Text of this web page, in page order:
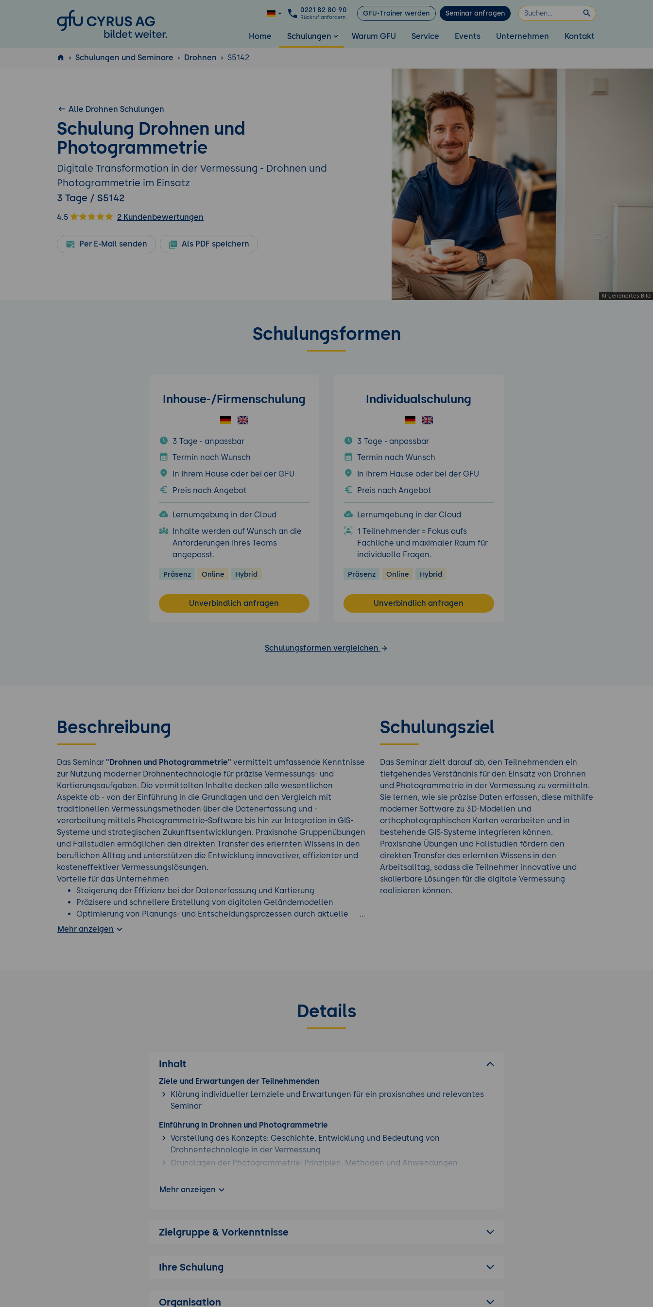
GFU Cyrus AG
0221 82 80 90
Rückruf anfordern GFU-Trainer werden Seminar anfragen
Home Schulungen Warum GFU Service Events Unternehmen Kontakt
ISTQB
Schulungen und Seminare Drohnen S5142
Alle Drohnen Schulungen
Schulung Drohnen und
Photogrammetrie
Digitale Transformation in der Vermessung - Drohnen und
Photogrammetrie im Einsatz
3 Tage / S5142
4.5 2 Kundenbewertungen
Per E-Mail senden Als PDF speichern
Schulungsformen
Inhouse-/Firmenschulung
3 Tage - anpassbar
Termin nach Wunsch
In Ihrem Hause oder bei der GFU
Preis nach Angebot
Lernumgebung in der Cloud
Inhalte werden auf Wunsch an die
Anforderungen Ihres Teams
angepasst.
Präsenz Online Hybrid
Unverbindlich anfragen
Individualschulung
3 Tage - anpassbar
Termin nach Wunsch
In Ihrem Hause oder bei der GFU
Preis nach Angebot
Lernumgebung in der Cloud
1 Teilnehmender = Fokus aufs
Fachliche und maximaler Raum für
individuelle Fragen.
Präsenz Online Hybrid
Unverbindlich anfragen
Schulungsformen vergleichen
Beschreibung
Das Seminar "Drohnen und Photogrammetrie" vermittelt umfassende Kenntnisse
zur Nutzung moderner Drohnentechnologie für präzise Vermessungs- und
Kartierungsaufgaben. Die vermittelten Inhalte decken alle wesentlichen
Aspekte ab - von der Einführung in die Grundlagen und den Vergleich mit
traditionellen Vermessungsmethoden über die Datenerfassung und -
verarbeitung mittels Photogrammetrie-Software bis hin zur Integration in GIS-
Systeme und strategischen Zukunftsentwicklungen. Praxisnahe Gruppenübungen
und Fallstudien ermöglichen den direkten Transfer des erlernten Wissens in den
beruflichen Alltag und unterstützen die Entwicklung innovativer, effizienter und
kosteneffektiver Vermessungslösungen.
Vorteile für das Unternehmen
Steigerung der Effizienz bei der Datenerfassung und Kartierung
Präzisere und schnellere Erstellung von digitalen Geländemodellen
Optimierung von Planungs- und Entscheidungsprozessen durch aktuelle
Geodaten
Mehr anzeigen
Schulungsziel
Das Seminar zielt darauf ab, den Teilnehmenden ein
tiefgehendes Verständnis für den Einsatz von Drohnen
und Photogrammetrie in der Vermessung zu vermitteln.
Sie lernen, wie sie präzise Daten erfassen, diese mithilfe
moderner Software zu 3D-Modellen und
orthophotographischen Karten verarbeiten und in
bestehende GIS-Systeme integrieren können.
Praxisnahe Übungen und Fallstudien fördern den
direkten Transfer des erlernten Wissens in den
Arbeitsalltag, sodass die Teilnehmer innovative und
skalierbare Lösungen für die digitale Vermessung
realisieren können.
Details
Inhalt
Ziele und Erwartungen der Teilnehmenden
Klärung individueller Lernziele und Erwartungen für ein praxisnahes und relevantes
Seminar
Einführung in Drohnen und Photogrammetrie
Vorstellung des Konzepts: Geschichte, Entwicklung und Bedeutung von
Drohnentechnologie in der Vermessung
Grundlagen der Photogrammetrie: Prinzipien, Methoden und Anwendungen
Ziele und Nutzen von Drohnen und Photogrammetrie für Unternehmen und Behörden
terrestrische Vermessung, Satellitenbilder)
Diskussion der Vor- und Nachteile in praktischen Anwendungsszenarien
Überblick über eingesetzte Sensoren (RGB-Kameras, multispektrale Kameras, LiDAR)
Mehr anzeigen
Zielgruppe & Vorkenntnisse
Ihre Schulung
Organisation